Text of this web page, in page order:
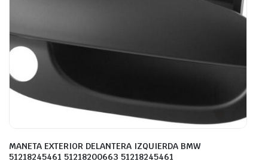
MANETA EXTERIOR DELANTERA IZQUIERDA BMW
51218245461 51218200663 51218245461